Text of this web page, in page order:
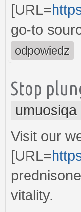
[URL=
go-to
odpowiedz
Stop
Visit our
[URL=
vitality.